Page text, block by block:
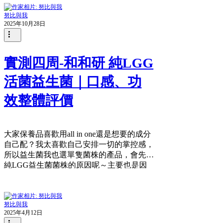
到懷疑人生...租金從
層霧面、粉粉滑滑、把皮膚上的凹洞都鋪平
的感覺，加上又有防曬的功能，拿來做防曬
真是一石二鳥，完全不會跟後面的底妝打
架！ FrezyDerm SUN SCREEN VELVET
國際版官網的超連結，中文資料真的超級
少，FrezyDerm是 1986 年在希臘雅典創辦的
皮膚科專業品牌。創辦人 Anastasios
Anastasiou 的出發點不是做一般美妝，而是
做符合藥品等級標準的皮膚科用品，最初只
水」——不在百貨公司設專櫃，不打明星廣
告，靠的是 40 年藥局口碑和醫師背書。 這
隻很像YSL妝前乳的是SUN SCREEN
VELVET FACE SPF 50+：國外連結...
努比與我
2025年10月28日
實測四周-和和研 純LGG
活菌益生菌｜口感、功
效整體評價
大家保養品喜歡用all in one還是想要的成分
自己配？我太喜歡自己安排一切的掌控感，
所以益生菌我也選單隻菌株的產品，會先從
純LGG益生菌菌株的原因呢～主要也是因
努比與我
2025年4月12日